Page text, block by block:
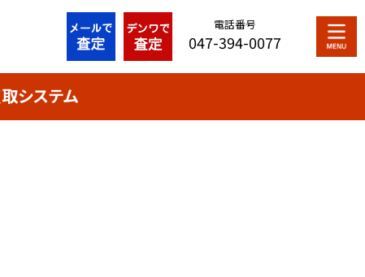
電話番号
047-394-0077
システム最近の投稿